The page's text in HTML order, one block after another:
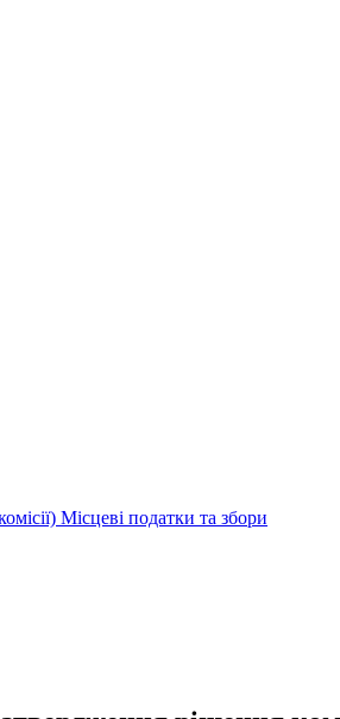
Місцеві податки та збори